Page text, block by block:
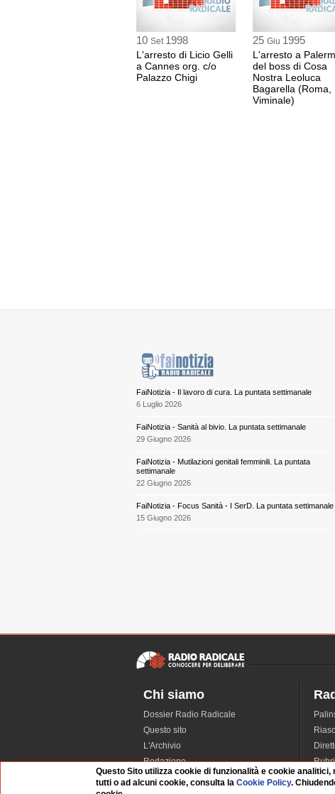
10 Set 1998
L'arresto di Licio Gelli
a Cannes org. c/o
Palazzo Chigi
25 Giu 1995
L'arresto a
del boss di Cosa
Nostra Leoluca
Bagarella (Roma,
Viminale)
FaiNotizia - Il lavoro di cura. La puntata settimanale
6 Luglio 2026
FaiNotizia - Sanità al bivio. La puntata settimanale
29 Giugno 2026
FaiNotizia - Mutilazioni genitali femminili. La puntata
settimanale
22 Giugno 2026
FaiNotizia - Focus Sanità - I SerD. La puntata settimanale
15 Giugno 2026
Chi siamo
Dossier Radio Radicale
Questo sito
L'Archivio
Redazione
La musica da Requiem
Questo Sito utilizza cookie di funzionalità e cookie
tutti o ad alcuni cookie, consulta laCookie Policy.